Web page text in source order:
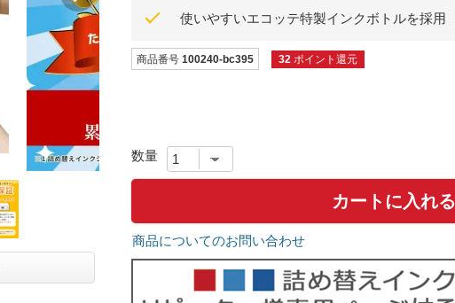
使いやすいエコッテ特製インクボトルを採用
商品番号 100240-bc395 32 ポイント還元
カートに入れる
商品についてのお問い合わせ